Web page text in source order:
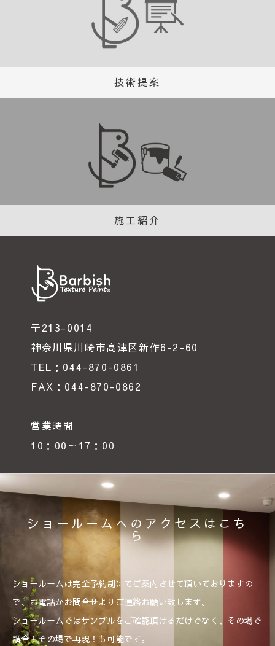
技術提案
施工紹介
〒213-0014
神奈川県川崎市高津区新作6-2-60
TEL：044-870-0861
FAX：044-870-0862
営業時間
10：00～17：00
ショールームへのアクセスはこち
ら
ショールームは完全予約制にてご案内させて頂いておりますの
で、お電話かお問合せよりご連絡お願い致します。
ショールームではサンプルをご確認頂けるだけでなく、その場で
調合！その場で再現！も可能です。